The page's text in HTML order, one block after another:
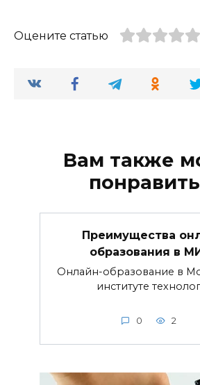
Оцените статью
Вам также
Преимущества
образования в
Онлайн-образование в
институте
0 2